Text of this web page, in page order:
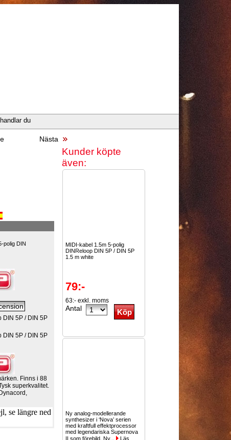
du
Nästa
polig DIN
DIN 5P / DIN 5P
DIN 5P / DIN 5P
Finns i 88
superkvalitet.
se längre ned
Kunder köpte
även:
MIDI-kabel 1.5m 5-polig
DINReloop DIN 5P / DIN 5P
1.5 m white
79:-
63:- exkl. moms
Antal
Ny analog-modellerande
synthesizer i ‘Nova’ serien
med kraftfull effektprocessor
med legendariska Supernova
II som förebild. Ny...
Läs